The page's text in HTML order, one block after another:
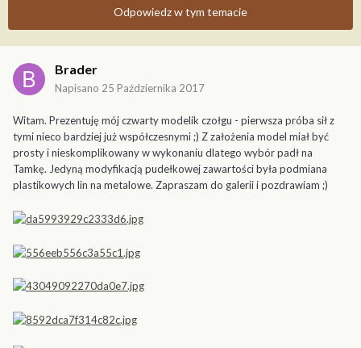
Odpowiedz w tym temacie
Brader
Napisano 25 Października 2017
Witam. Prezentuję mój czwarty modelik czołgu - pierwsza próba sił z
tymi nieco bardziej już współczesnymi ;) Z założenia model miał być
prosty i nieskomplikowany w wykonaniu dlatego wybór padł na
Tamkę. Jedyną modyfikacją pudełkowej zawartości była podmiana
plastikowych lin na metalowe. Zapraszam do galerii i pozdrawiam ;)